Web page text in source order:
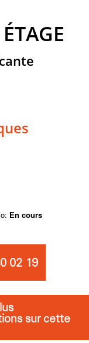
En cours
02 19
sur cette